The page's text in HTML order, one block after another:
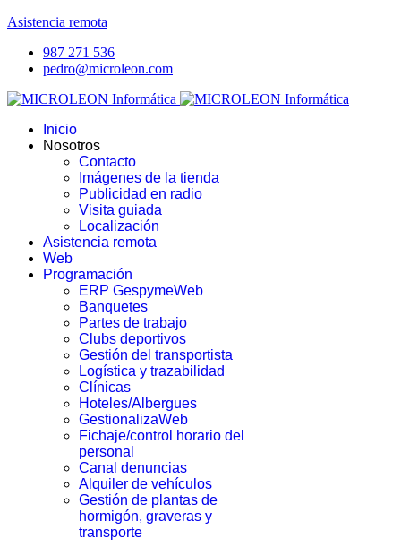
Asistencia remota
987 271 536
pedro@microleon.com
Inicio
Nosotros
Contacto
Imágenes de la tienda
Publicidad en radio
Visita guiada
Localización
Asistencia remota
Web
Programación
ERP GespymeWeb
Banquetes
Partes de trabajo
Clubs deportivos
Gestión del transportista
Logística y trazabilidad
Clínicas
Hoteles/Albergues
GestionalizaWeb
Fichaje/control horario del
personal
Canal denuncias
Alquiler de vehículos
Gestión de plantas de
hormigón, graveras y
transporte